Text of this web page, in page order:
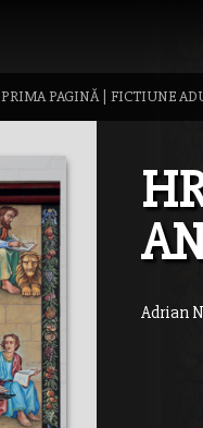
PRIMA PAGINĂ| FICTIUNE
Adrian